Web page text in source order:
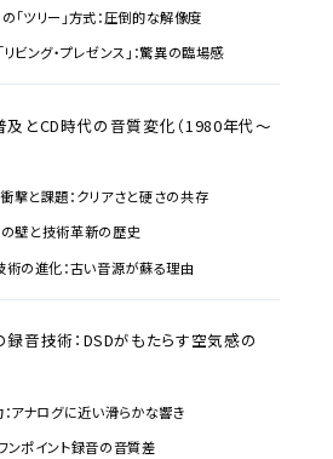
の「ツリー」方式：圧倒的な解像度
ビング・プレゼンス」：驚異の臨場感
及とCD時代の音質変化（1980年代〜
撃と課題：クリアさと硬さの共存
壁と技術革新の歴史
術の進化：古い音源が蘇る理由
音技術：DSDがもたらす空気感の
アナログに近い滑らかな響き
ンポイント録音の音質差